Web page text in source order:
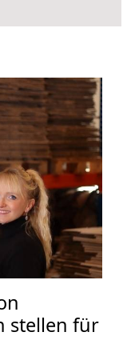
stellen für